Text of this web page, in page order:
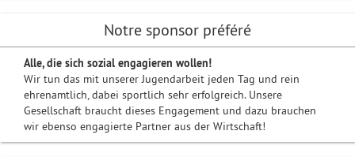
Notre sponsor préféré
Alle, die sich sozial engagieren wollen!
Wir tun das mit unserer Jugendarbeit jeden Tag und rein
ehrenamtlich, dabei sportlich sehr erfolgreich. Unsere
Gesellschaft braucht dieses Engagement und dazu brauchen
wir ebenso engagierte Partner aus der Wirtschaft!